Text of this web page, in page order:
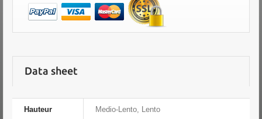
Data sheet
Hauteur Medio-Lento, Lento